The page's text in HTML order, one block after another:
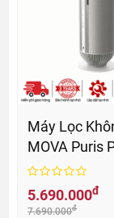
Máy Lọc
MOVA Puris
5.690.000đ
7.690.000đ